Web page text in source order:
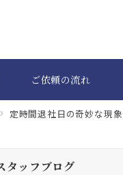
ご依頼の流れ
定時間退社日の奇妙な現象
タッフブログ